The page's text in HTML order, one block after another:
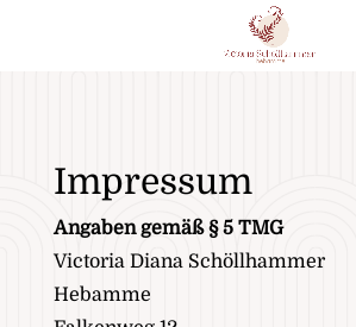
Impressum
Angaben gemäß § 5 TMG
Victoria Diana Schöllhammer
Hebamme